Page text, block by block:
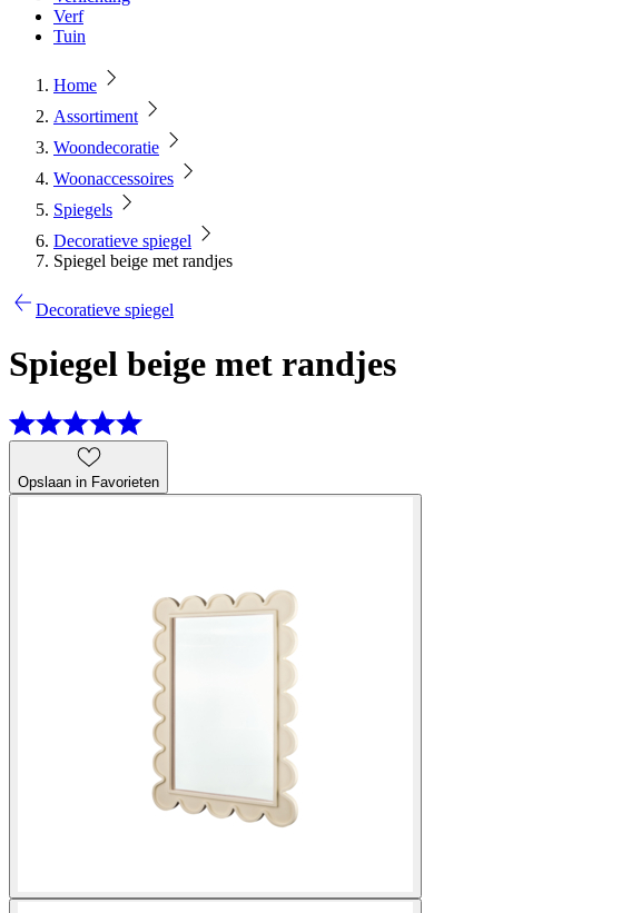
Verf
Tuin
Home
Assortiment
Woondecoratie
Woonaccessoires
Spiegels
Decoratieve spiegel
Spiegel beige met randjes
Decoratieve spiegel
Spiegel beige met randjes
Opslaan in Favorieten